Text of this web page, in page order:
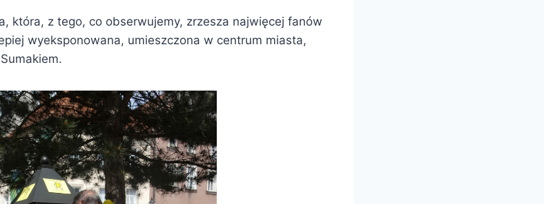
która, z tego, co obserwujemy, zrzesza najwięcej fanów
wyeksponowana, umieszczona w centrum miasta,